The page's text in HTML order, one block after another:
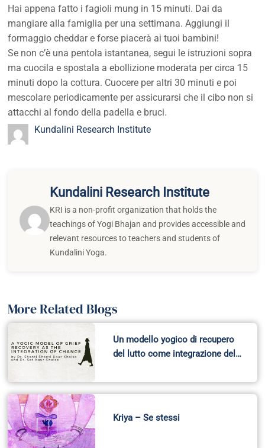
Hai appena fatto i fagioli mung in 15 minuti. Dai da
mangiare alla famiglia per una settimana. Aggiungi il
formaggio cheddar e forse piacerà ai tuoi bambini!
Se non c’è una pentola istantanea, segui le istruzioni sopra
ma cuocila e spostala a ebollizione moderata per circa 15
minuti dopo la cottura. Cuocere per altri 30 minuti e poi
mescolare periodicamente per assicurarsi che il cibo non si
attacchi al fondo della padella e bruci.
Kundalini Research Institute
Kundalini Research Institute
KRI is a non-profit organization that holds the
teachings of Yogi Bhajan and provides accessible and
relevant resources to teachers and students of
Kundalini Yoga.
More Related Blogs
Un modello yogico di recupero
del lutto come integrazione del…
Kriya – Se stessi